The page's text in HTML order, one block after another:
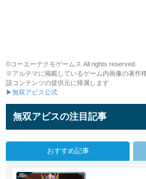
©コーエーテクモゲームス All rights reserved.
※アルテマに掲載しているゲーム内画像の著作
該コンテンツの提供元に帰属します
▶無双アビス公式
無双アビスの注目記事
おすすめ記事